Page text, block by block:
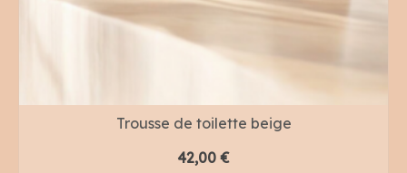
Trousse de toilette beige
42,00 €